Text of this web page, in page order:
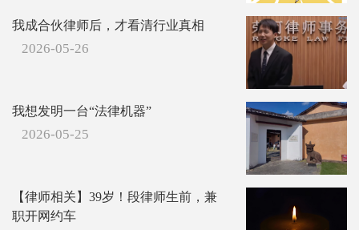
我成合伙律师后，才看清行业真相
2026-05-26
我想发明一台“法律机器”
2026-05-25
【律师相关】39岁！段律师生前，兼
职开网约车